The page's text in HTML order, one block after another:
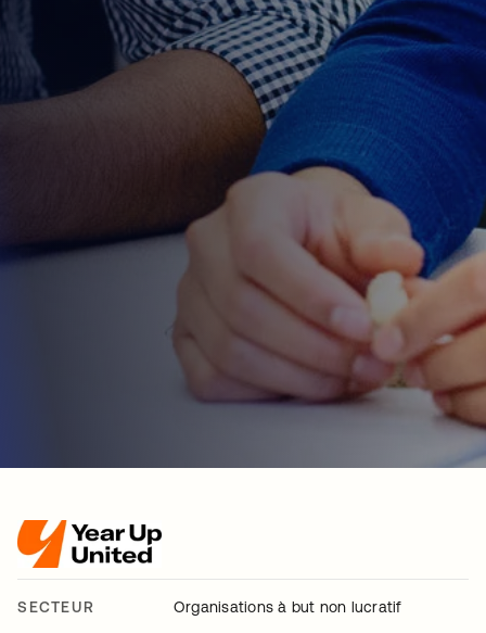
SECTEUR Organisations à but non lucratif